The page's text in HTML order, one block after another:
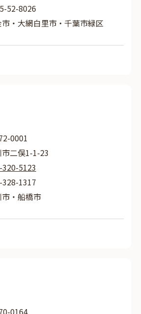
52-8026
市・大網白里市・千葉市緑区
0001
市二俣1-1-23
5123
1317
市・船橋市
0164